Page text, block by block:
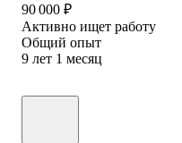
90 000 ₽
Активно ищет работу
Общий опыт
9 лет 1 месяц